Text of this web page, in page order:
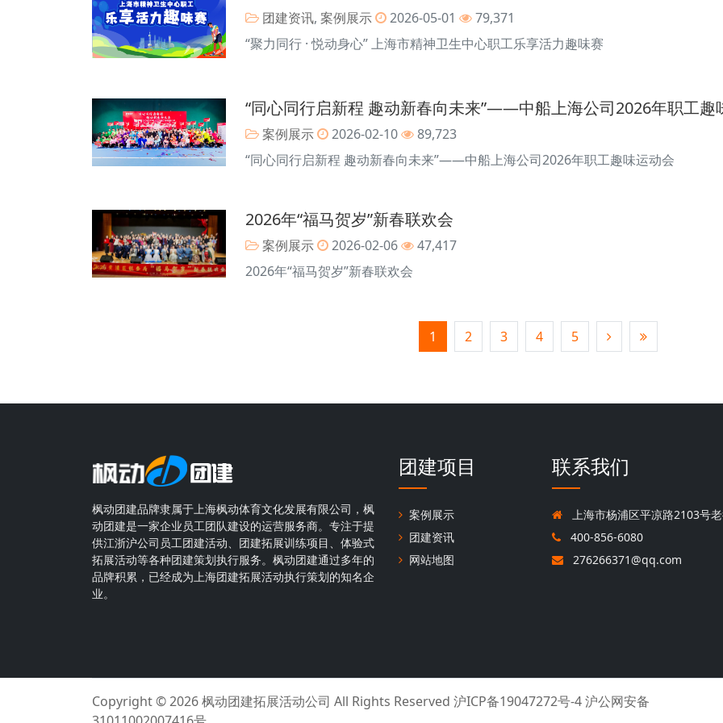
团建资讯, 案例展示 2026-05-01
79,371
“聚力同行 · 悦动身心” 上海市精神卫生中心职工乐享活力趣味赛
“同心同行启新程 趣动新春向未来”——中船上海公司2026年职工趣
案例展示 2026-02-10
89,723
“同心同行启新程 趣动新春向未来”——中船上海公司2026年职工趣味运动会
2026年“福马贺岁”新春联欢会
案例展示 2026-02-06
47,417
2026年“福马贺岁”新春联欢会
1 2 3 4 5
枫动团建品牌隶属于上海枫动体育文化发展有限公司，枫
动团建是一家企业员工团队建设的运营服务商。专注于提
供江浙沪公司员工团建活动、团建拓展训练项目、体验式
拓展活动等各种团建策划执行服务。枫动团建通过多年的
品牌积累，已经成为上海团建拓展活动执行策划的知名企
业。
团建项目
案例展示
团建资讯
网站地图
联系我们
上海市杨浦区平凉路2103号
400-856-6080
276266371@qq.com
Copyright © 2026枫动团建拓展活动公司 All Rights Reserved 沪ICP备19047272号-4 沪公网安备